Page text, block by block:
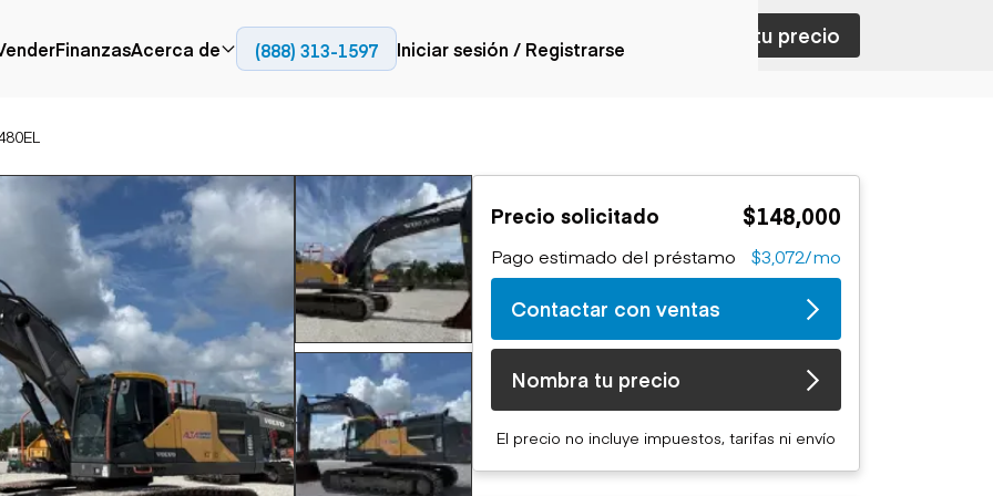
Camiones con
plataforma
Grúas
Carretillas elevadoras
Ascensores
Manipuladores
telescópicos
Movimiento de
tierra
Retroexcavadoras
Topadoras
Cargadoras compactas
Fresadoras en frío
Compactadores
Adoquines
Recuperadores de
carreteras
Generación de
energía
Generadores
Camiones articulados
Camiones con
plataforma
Camiones volquetes
Camiones de
transporte
Camiones fuera de
carretera
Camiones de servicio
Camiones especiales
Camiones con
remolque cisterna
FinanzasAcerca de
Blog
(888) 313-1597 Iniciar sesión / Registrarse
Contactar con ventas Nombra tu precio
Precio solicitado $148,000
Pago estimado del préstamo $3,072/mo
Contactar con ventas
Nombra tu precio
El precio no incluye impuestos, tarifas ni envío